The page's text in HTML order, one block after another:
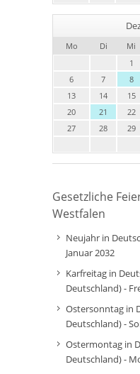
Mo Di Mi
1
6
7 8
13
14 15
20
21 22
27
28 29
Gesetzliche
Westfalen
Neujahr in
Januar 2032
Karfreitag in
Deutschland) -
Ostersonntag in
Deutschland) -
Ostermontag in
Deutschland) -